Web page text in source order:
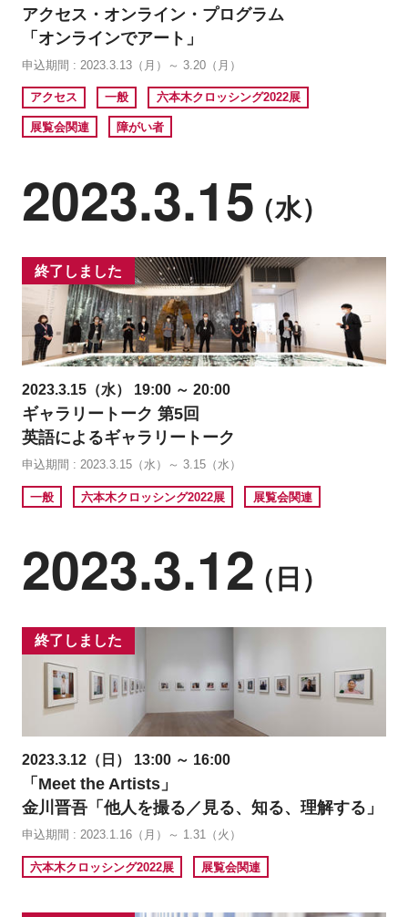
アクセス・オンライン・プログラム
「オンラインでアート」
申込期間 : 2023.3.13（月）～ 3.20（月）
アクセス 一般 六本木クロッシング2022展
展覧会関連 障がい者
2023.3.15（水）
終了しました
2023.3.15（水） 19:00 ～ 20:00
ギャラリートーク 第5回
英語によるギャラリートーク
申込期間 : 2023.3.15（水）～ 3.15（水）
一般 六本木クロッシング2022展 展覧会関連
2023.3.12（日）
終了しました
2023.3.12（日） 13:00 ～ 16:00
「Meet the Artists」
金川晋吾「他人を撮る／見る、知る、理解する」
申込期間 : 2023.1.16（月）～ 1.31（火）
六本木クロッシング2022展 展覧会関連